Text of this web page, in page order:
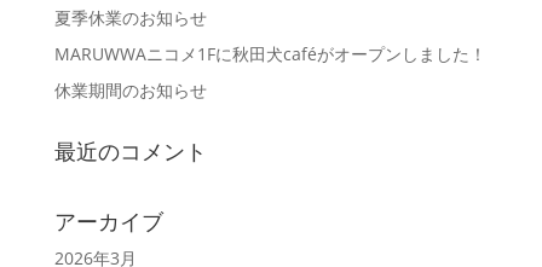
夏季休業のお知らせ
MARUWWAニコメ1Fに秋田犬caféがオープンしました！
休業期間のお知らせ
最近のコメント
アーカイブ
2026年3月